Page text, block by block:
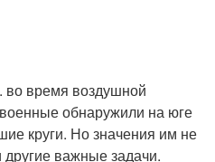
во время воздушной
обнаружили на юге
круги. Но значения им не
важные задачи.